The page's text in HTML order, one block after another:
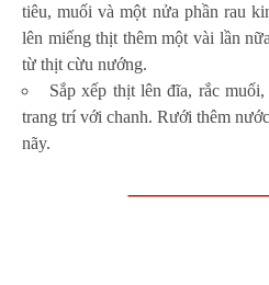
tiêu, muối và một nửa phần rau
lên miếng thịt thêm một vài lần
từ thịt cừu nướng.
Sắp xếp thịt lên đĩa, rắc
trang trí với chanh. Rưới thêm
nãy.